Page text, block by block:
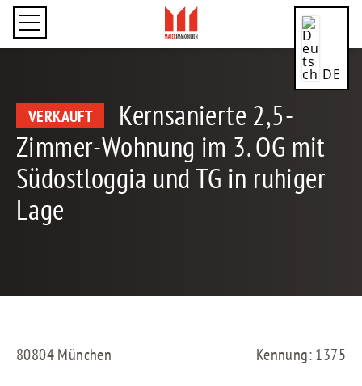
DE
VERKAUFT
Kernsanierte 2,5-
Zimmer-Wohnung im 3. OG mit
Südostloggia und TG in ruhiger
Lage
80804 München Kennung: 1375